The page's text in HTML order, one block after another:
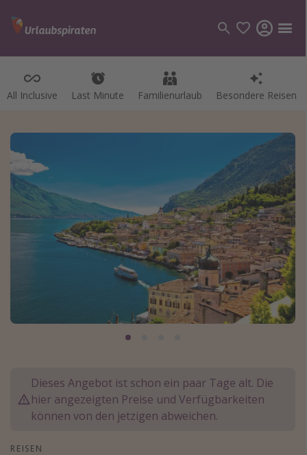
All Inclusive Last Minute Familienurlaub Besondere Reisen
Kategorien
Hotel
Pauschalreisen
Kreuzfahrten
Reiseziele
Normandie Urlaub
Kefalonia Urlaub
Krabi Urlaub
Dieses Angebot ist schon ein paar Tage alt. Die
hier angezeigten Preise und Verfügbarkeiten
können von den jetzigen abweichen.
REISEN